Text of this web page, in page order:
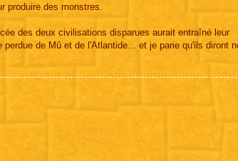
produire des monstres.
des deux civilisations disparues aurait entraîné leur
de Mû et de l'Atlantide... et je parie qu'ils diront